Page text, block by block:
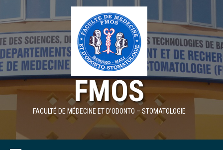
FMOS
FACULTÉ DE MÉDECINE ET D'ODONTO – STOMATOLOGIE